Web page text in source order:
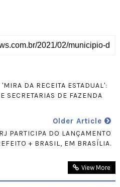
DA RECEITA ESTADUAL':
SECRETARIAS DE FAZENDA
Older Article
PARTICIPA DO LANÇAMENTO
+ BRASIL, EM BRASÍLIA.
View More